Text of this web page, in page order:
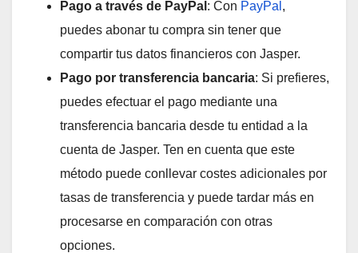
Pago a través de PayPal : Con PayPal ,
puedes abonar tu compra sin tener que
compartir tus datos financieros con Jasper.
Pago por transferencia bancaria: Si prefieres,
puedes efectuar el pago mediante una
transferencia bancaria desde tu entidad a la
cuenta de Jasper. Ten en cuenta que este
método puede conllevar costes adicionales por
tasas de transferencia y puede tardar más en
procesarse en comparación con otras
opciones.